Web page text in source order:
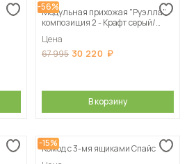
-56%
Модульная прихожая "Руэлла",
композиция 2 - Крафт серый/
Цена
67 995 30 220
В корзину
-15%
Комод с 3-мя ящиками Спайс